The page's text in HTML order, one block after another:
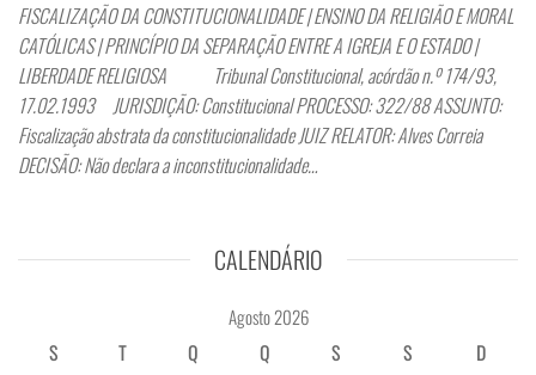
FISCALIZAÇÃO DA CONSTITUCIONALIDADE | ENSINO DA RELIGIÃO E MORAL
CATÓLICAS | PRINCÍPIO DA SEPARAÇÃO ENTRE A IGREJA E O ESTADO |
LIBERDADE RELIGIOSA Tribunal Constitucional, acórdão n.º 174/93,
17.02.1993 JURISDIÇÃO: Constitucional PROCESSO: 322/88 ASSUNTO:
Fiscalização abstrata da constitucionalidade JUIZ RELATOR: Alves Correia
DECISÃO: Não declara a inconstitucionalidade…
CALENDÁRIO
Agosto 2026
S
T Q Q S S
D